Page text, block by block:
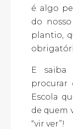
é algo
do
plantio,
E saiba
Escola
de quem
“vir ver”!